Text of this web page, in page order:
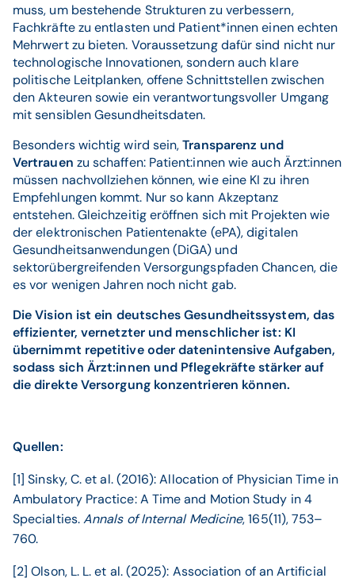
muss, um bestehende Strukturen zu verbessern,
Fachkräfte zu entlasten und Patient*innen einen echten
Mehrwert zu bieten. Voraussetzung dafür sind nicht nur
technologische Innovationen, sondern auch klare
politische Leitplanken, offene Schnittstellen zwischen
den Akteuren sowie ein verantwortungsvoller Umgang
mit sensiblen Gesundheitsdaten.
Besonders wichtig wird sein,Transparenz und
Vertrauen zu schaffen: Patient:innen wie auch Ärzt:innen
müssen nachvollziehen können, wie eine KI zu ihren
Empfehlungen kommt. Nur so kann Akzeptanz
entstehen. Gleichzeitig eröffnen sich mit Projekten wie
der elektronischen Patientenakte (ePA), digitalen
Gesundheitsanwendungen (DiGA) und
sektorübergreifenden Versorgungspfaden Chancen, die
es vor wenigen Jahren noch nicht gab.
Die Vision ist ein deutsches Gesundheitssystem, das
effizienter, vernetzter und menschlicher ist: KI
übernimmt repetitive oder datenintensive Aufgaben,
sodass sich Ärzt:innen und Pflegekräfte stärker auf
die direkte Versorgung konzentrieren können.
Quellen:
[1] Sinsky, C. et al. (2016): Allocation of Physician Time in
Ambulatory Practice: A Time and Motion Study in 4
Specialties.Annals of Internal Medicine, 165(11), 753–
760.
[2] Olson, L. L. et al. (2025): Association of an Artificial